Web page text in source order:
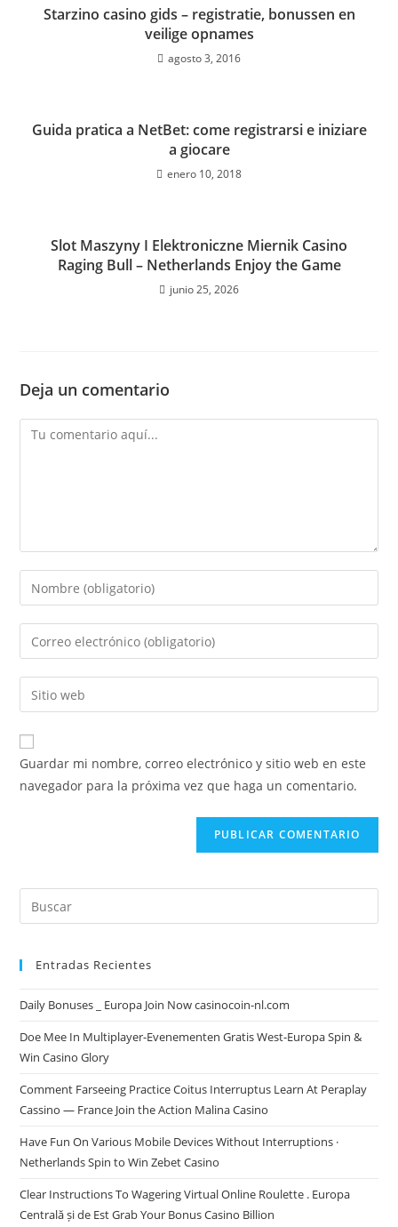
Starzino casino gids – registratie, bonussen en
veilige opnames
agosto 3, 2016
Guida pratica a NetBet: come registrarsi e iniziare
a giocare
enero 10, 2018
Slot Maszyny I Elektroniczne Miernik Casino
Raging Bull – Netherlands Enjoy the Game
junio 25, 2026
Deja un comentario
Guardar mi nombre, correo electrónico y sitio web en este
navegador para la próxima vez que haga un comentario.
Entradas Recientes
Daily Bonuses _ Europa Join Now casinocoin-nl.com
Doe Mee In Multiplayer-Evenementen Gratis West-Europa Spin &
Win Casino Glory
Comment Farseeing Practice Coitus Interruptus Learn At Peraplay
Cassino — France Join the Action Malina Casino
Have Fun On Various Mobile Devices Without Interruptions ·
Netherlands Spin to Win Zebet Casino
Clear Instructions To Wagering Virtual Online Roulette . Europa
Centrală și de Est Grab Your Bonus Casino Billion